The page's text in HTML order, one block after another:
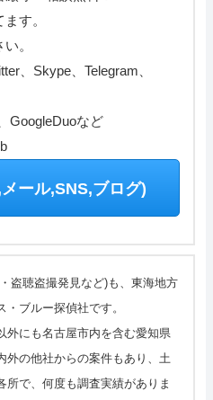
つぶし)
ーポリシー
す。
。
、Skype、Telegram、
GoogleDuoなど
ール,SNS,ブログ)
盗聴盗撮発見など)も、東海地方
ブルー探偵社です。
外にも名古屋市内を含む愛知県
外の他社からの案件もあり、土
で、何度も調査実績がありま